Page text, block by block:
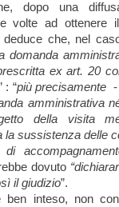
dopo una
volte ad ottenere
deduce che, nel
domanda
ex art. 20
: “più precisamente -
amministrativa
della visita
sussistenza delle
dovuto
il giudizio”.
ben inteso, non